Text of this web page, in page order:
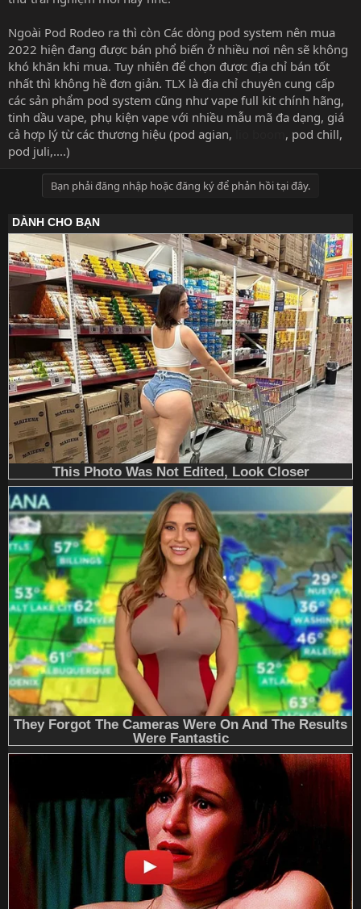
Ngoài Pod Rodeo ra thì còn Các dòng pod system nên mua
2022 hiện đang được bán phổ biến ở nhiều nơi nên sẽ không
khó khăn khi mua. Tuy nhiên để chọn được địa chỉ bán tốt
nhất thì không hề đơn giản. TLX là địa chỉ chuyên cung cấp
các sản phẩm pod system cũng như vape full kit chính hãng,
tinh dầu vape, phụ kiện vape với nhiều mẫu mã đa dạng, giá
cả hợp lý từ các thương hiệu (pod agian,
, pod chill,
pod juli,....)
Bạn phải đăng nhập hoặc đăng ký để phản hồi tại đây.